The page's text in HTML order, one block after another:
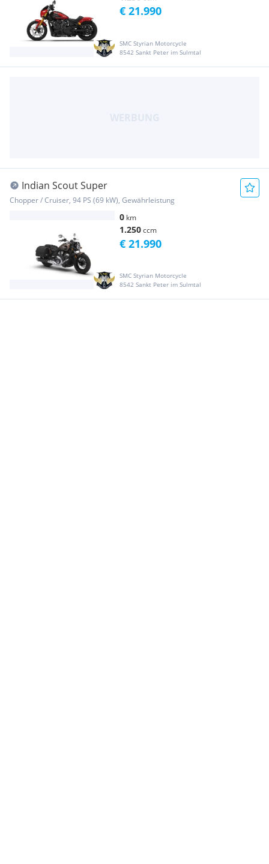
SMC Styrian Motorcycle
8542 Sankt Peter im Sulmtal
€ 21.990
Indian Scout Super
Chopper / Cruiser, 94 PS (69 kW), Gewährleistung
0 km
1.250ccm
SMC Styrian Motorcycle
8542 Sankt Peter im Sulmtal
€ 21.990